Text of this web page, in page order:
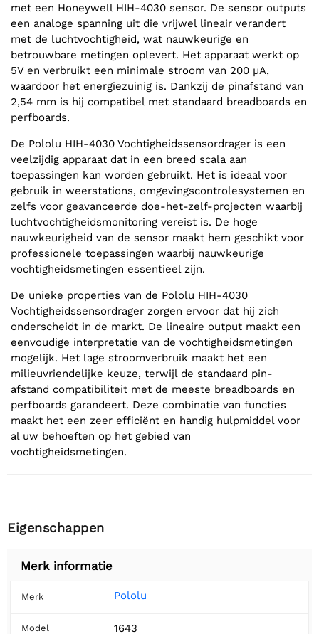
met een Honeywell HIH-4030 sensor. De sensor outputs
een analoge spanning uit die vrijwel lineair verandert
met de luchtvochtigheid, wat nauwkeurige en
betrouwbare metingen oplevert. Het apparaat werkt op
5V en verbruikt een minimale stroom van 200 µA,
waardoor het energiezuinig is. Dankzij de pinafstand van
2,54 mm is hij compatibel met standaard breadboards en
perfboards.
De Pololu HIH-4030 Vochtigheidssensordrager is een
veelzijdig apparaat dat in een breed scala aan
toepassingen kan worden gebruikt. Het is ideaal voor
gebruik in weerstations, omgevingscontrolesystemen en
zelfs voor geavanceerde doe-het-zelf-projecten waarbij
luchtvochtigheidsmonitoring vereist is. De hoge
nauwkeurigheid van de sensor maakt hem geschikt voor
professionele toepassingen waarbij nauwkeurige
vochtigheidsmetingen essentieel zijn.
De unieke properties van de Pololu HIH-4030
Vochtigheidssensordrager zorgen ervoor dat hij zich
onderscheidt in de markt. De lineaire output maakt een
eenvoudige interpretatie van de vochtigheidsmetingen
mogelijk. Het lage stroomverbruik maakt het een
milieuvriendelijke keuze, terwijl de standaard pin-
afstand compatibiliteit met de meeste breadboards en
perfboards garandeert. Deze combinatie van functies
maakt het een zeer efficiënt en handig hulpmiddel voor
al uw behoeften op het gebied van
vochtigheidsmetingen.
Eigenschappen
Merk informatie
Merk Pololu
Model 1643